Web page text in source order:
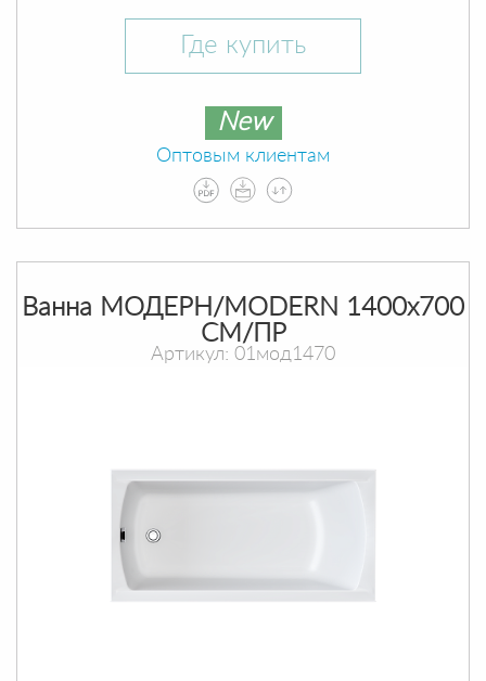
Где купить
New
Оптовым клиентам
Ванна МОДЕРН/MODERN 1400х700
СМ/ПР
Артикул: 01мод1470